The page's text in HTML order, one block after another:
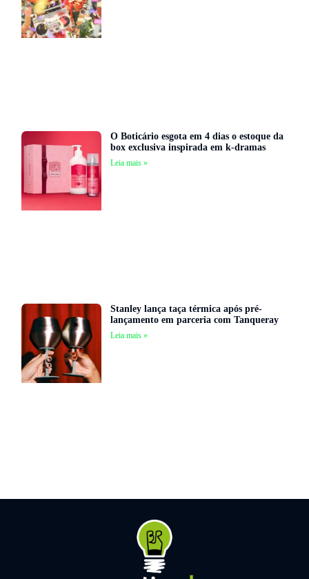
O Boticário esgota em 4 dias o estoque da
box exclusiva inspirada em k-dramas
Leia mais »
Stanley lança taça térmica após pré-
lançamento em parceria com Tanqueray
Leia mais »